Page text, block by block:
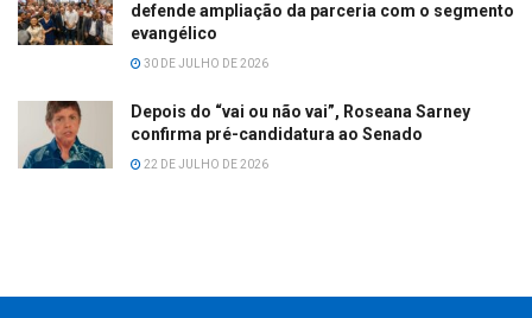
defende ampliação da parceria com o segmento
evangélico
30 DE JULHO DE 2026
Depois do “vai ou não vai”, Roseana Sarney
confirma pré-candidatura ao Senado
22 DE JULHO DE 2026